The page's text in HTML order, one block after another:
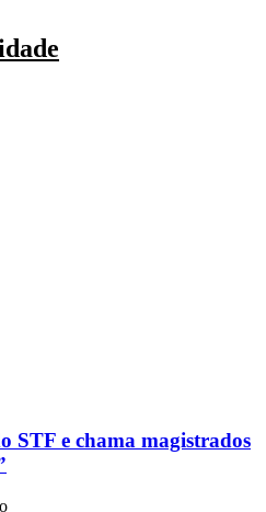
STF e chama magistrados